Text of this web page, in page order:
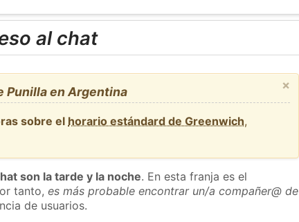
al chat
×
Punilla en Argentina
sobre el horario estándard de Greenwich,
son la tarde y la noche. En esta franja es el
tanto,es más probable encontrar un/a compañer@ de
de usuarios.